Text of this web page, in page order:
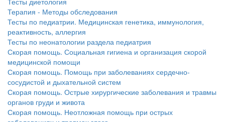
Терапия - Методы обследования
Тесты по педиатрии. Медицинская генетика, иммунология,
реактивность, аллергия
Тесты по неонатологии раздела педиатрия
Скорая помощь. Социальная гигиена и организация скорой
медицинской помощи
Скорая помощь. Помощь при заболеваниях сердечно-
сосудистой и дыхательной систем
Скорая помощь. Острые хирургические заболевания и травмы
органов груди и живота
Скорая помощь. Неотложная помощь при острых